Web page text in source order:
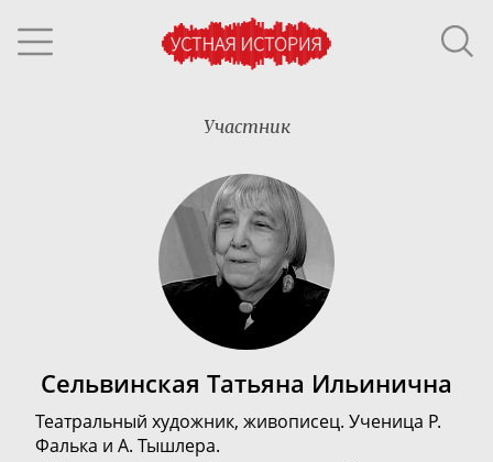
Участник
Сельвинская Татьяна Ильинична
Театральный художник, живописец. Ученица Р.
Фалька и А. Тышлера.